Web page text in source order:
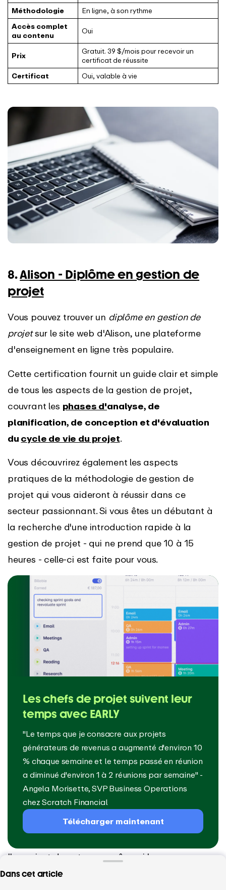
Dans cet article
Méthodologie
En ligne, à son rythme
Accès complet
au contenu
Oui
Prix
Gratuit. 39 $/mois pour recevoir un
certificat de réussite
Certificat
Oui, valable à vie
8.Alison - Diplôme en gestion de
projet
Vous pouvez trouver un diplôme en gestion de
projetsur le site web d'Alison, une plateforme
d'enseignement en ligne très populaire.
Cette certification fournit un guide clair et simple
de tous les aspects de la gestion de projet,
couvrant les phases d'analyse, de
planification, de conception et d'évaluation
du cycle de vie du projet.
Vous découvrirez également les aspects
pratiques de la méthodologie de gestion de
projet qui vous aideront à réussir dans ce
secteur passionnant. Si vous êtes un débutant à
la recherche d'une introduction rapide à la
gestion de projet - qui ne prend que 10 à 15
heures - celle-ci est faite pour vous.
Les chefs de projet suivent leur
temps avec EARLY
"Le temps que je consacre aux projets
générateurs de revenus a augmenté d'environ 10
% chaque semaine et le temps passé en réunion
a diminué d'environ 1 à 2 réunions par semaine" -
Angela Morisette, SVP Business Operations
chez Scratch Financial
Télécharger maintenant
Il convient de noter que même si le programme
de diplôme ne prépare pas spécifiquement les